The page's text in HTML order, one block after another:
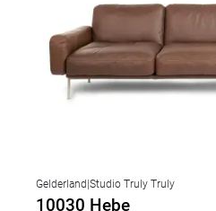
Gelderland Studio Truly Truly
10030 Hebe